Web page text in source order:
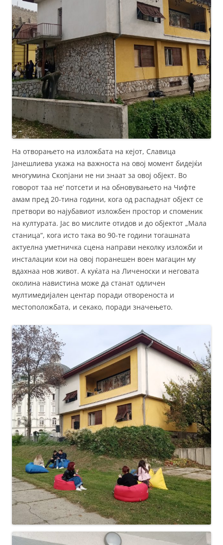
На отворањето на изложбата на кејот, Славица
Јанешлиева укажа на важноста на овој момент бидејќи
многумина Скопјани не ни знаат за овој објект. Во
говорот таа не’ потсети и на обновувањето на Чифте
амам пред 20-тина години, кога од распаднат објект се
претвори во најубавиот изложбен простор и споменик
на културата. Јас во мислите отидов и до објектот „Мала
станица“, кога исто така во 90-те години тогашната
актуелна уметничка сцена направи неколку изложби и
инсталации кои на овој поранешен воен магацин му
вдахнаа нов живот. А куќата на Личеноски и неговата
околина навистина може да станат одличен
мултимедијален центар поради отвореностa и
местоположбата, и секако, поради значењето.